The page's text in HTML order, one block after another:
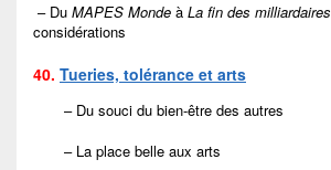
– Du MAPES Monde à La fin des milliardaires
considérations
40. Tueries, tolérance et arts
– Du souci du bien-être des autres
– La place belle aux arts